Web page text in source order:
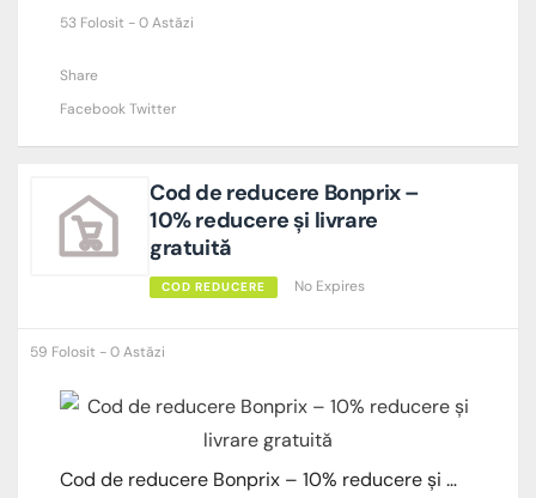
53 Folosit - 0 Astăzi
Share
FacebookTwitter
Cod de reducere Bonprix –
10% reducere și livrare
gratuită
COD REDUCERE No Expires
59 Folosit - 0 Astăzi
Cod de reducere Bonprix – 10% reducere și livrare gratuită